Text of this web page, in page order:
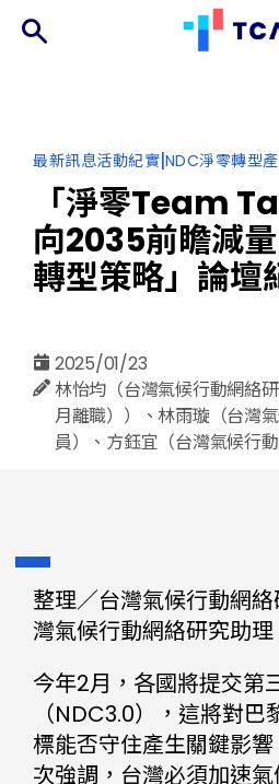
候
行
動
網
絡
分
最新訊息活動紀實|NDC淨零轉型
「淨零Team
向2035前瞻減
轉型策略」論壇
2025/01/23
林怡均（台灣氣候行動網絡
月離職））、林雨璇（台灣
員）、方鈺宜（台灣氣候行動
整理／台灣氣候行動網
灣氣候行動網絡研究助
今年2月，各國將提交第
（NDC3.0），這將對巴
標能否守住產生關鍵影
次強調，台灣必須加速